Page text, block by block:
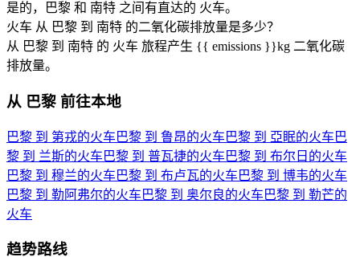
是的，巴黎 和 南特 之间有直达的 火车。
火车 从 巴黎 到 南特 的二氧化碳排放量是多少？
从 巴黎 到 南特 的 火车 旅程产生 {{ emissions }}kg 二氧化碳
排放量。
从 巴黎 前往本地
巴黎 到 第戎的火车 巴黎 到 鲁昂的火车 巴黎 到 亞眠的火车 巴
黎 到 兰斯的火车 巴黎 到 普瓦捷的火车 巴黎 到 布尔日的火车
巴黎 到 穆兰的火车 巴黎 到 布卢瓦的火车 巴黎 到 博韦的火车
巴黎 到 勒阿弗尔的火车 巴黎 到 奥尔良的火车 巴黎 到 勒芒的
火车
趋势路线